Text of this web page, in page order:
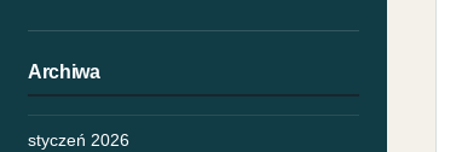
Archiwa
styczeń 2026